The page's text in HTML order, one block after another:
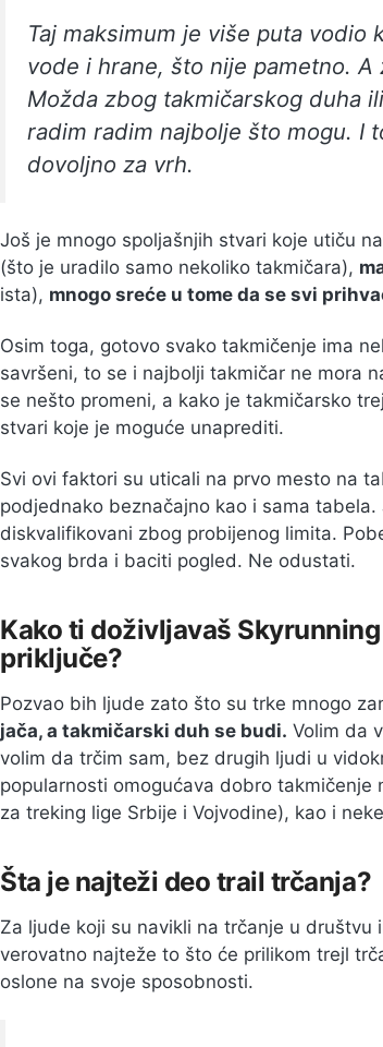
Taj maksimum je više puta
vode i hrane, što nije pametno.
Možda zbog takmičarskog duha
radim radim najbolje što mogu. I
dovoljno za vrh.
Još je mnogo spoljašnjih stvari koje utiču
(što je uradilo samo nekoliko takmičara),
ista), mnogo sreće u tome da se svi
Osim toga, gotovo svako takmičenje ima
savršeni, to se i najbolji takmičar ne mora
se nešto promeni, a kako je takmičarsko
stvari koje je moguće unaprediti.
Svi ovi faktori su uticali na prvo mesto na
podjednako beznačajno kao i sama
diskvalifikovani zbog probijenog limita.
svakog brda i baciti pogled. Ne odustati.
Kako ti doživljavaš
priključe?
Pozvao bih ljude zato što su trke mnogo
jača, a takmičarski duh se budi. Volim da
volim da trčim sam, bez drugih ljudi u
popularnosti omogućava dobro
za treking lige Srbije i Vojvodine), kao i
Šta je najteži deo trail trčanja?
Za ljude koji su navikli na trčanje u
verovatno najteže to što će prilikom trejl
oslone na svoje sposobnosti.